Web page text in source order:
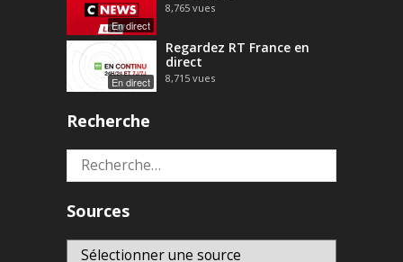
En direct
8,765 vues
En direct
Regardez RT France en
direct
8,715 vues
Recherche
Rechercher :
Sources